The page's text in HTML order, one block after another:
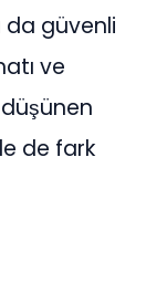
güvenli
ve
de fark